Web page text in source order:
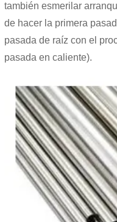
también esmerilar
de hacer la primera
pasada de raíz con el
pasada en caliente).